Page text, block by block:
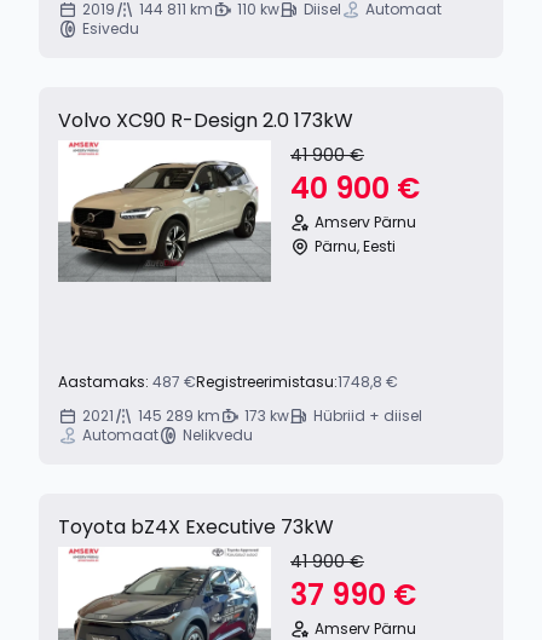
2019 144 811 km 110 kw Diisel
Automaat
Esivedu
Volvo XC90 R-Design 2.0 173kW
41 900 €
40 900 €
Amserv Pärnu
Pärnu, Eesti
Aastamaks: 487 €Registreerimistasu:1748,8 €
2021
145 289 km 173 kw
Hübriid + diisel
Automaat
Nelikvedu
Toyota bZ4X Executive 73kW
41 900 €
37 990 €
Amserv Pärnu